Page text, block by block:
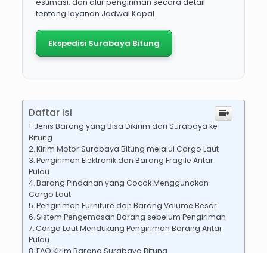
estimasi, dan alur pengiriman secara detail
tentang layanan Jadwal Kapal
Ekspedisi Surabaya Bitung
Daftar Isi
Jenis Barang yang Bisa Dikirim dari Surabaya ke
Bitung
Kirim Motor Surabaya Bitung melalui Cargo Laut
Pengiriman Elektronik dan Barang Fragile Antar
Pulau
Barang Pindahan yang Cocok Menggunakan
Cargo Laut
Pengiriman Furniture dan Barang Volume Besar
Sistem Pengemasan Barang sebelum Pengiriman
Cargo Laut Mendukung Pengiriman Barang Antar
Pulau